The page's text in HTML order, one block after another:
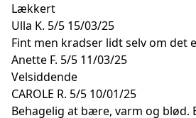
Lækkert
Ulla K. 5/5 15/03/25
Fint men kradser lidt selv om det
Anette F. 5/5 11/03/25
Velsiddende
CAROLE R. 5/5 10/01/25
Behagelig at bære, varm og blød.